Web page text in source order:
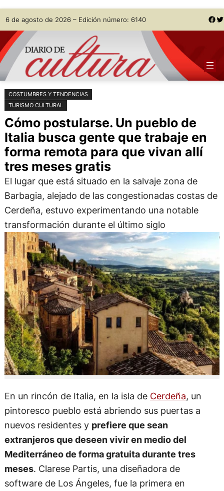
Saltar
al
contenido
Skip
to
content
6 de agosto de 2026 – Edición número: 6140 Facebook Twitter
COSTUMBRES Y TENDENCIAS
TURISMO CULTURAL
Cómo postularse. Un pueblo de
Italia busca gente que trabaje en
forma remota para que vivan allí
tres meses gratis
El lugar que está situado en la salvaje zona de
Barbagia, alejado de las congestionadas costas de
Cerdeña, estuvo experimentando una notable
transformación durante el último siglo
En un rincón de Italia, en la isla de Cerdeña, un
pintoresco pueblo está abriendo sus puertas a
nuevos residentes y prefiere que sean
extranjeros que deseen vivir en medio del
Mediterráneo de forma gratuita durante tres
meses. Clarese Partis, una diseñadora de
software de Los Ángeles, fue la primera en